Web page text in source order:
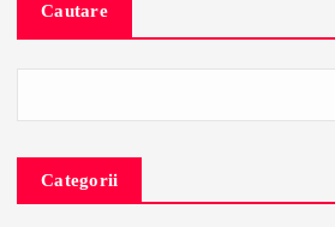
Cautare
Categorii